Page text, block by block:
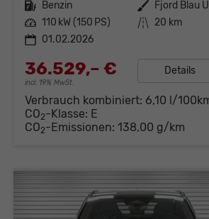
Kraftstoff Benzin Außenfarbe Fjord Blau
Leistung 110 kW (150 PS) Kilometerstand 20 km
01.02.2026
36.529,– €
incl. 19% MwSt.
Details
Verbrauch kombiniert: 6,10 l/
CO2-Klasse: E
CO2-Emissionen: 138,00 g/km